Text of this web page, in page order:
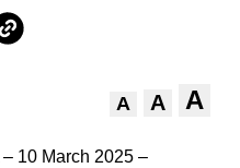
A A A
10 March 2025 –